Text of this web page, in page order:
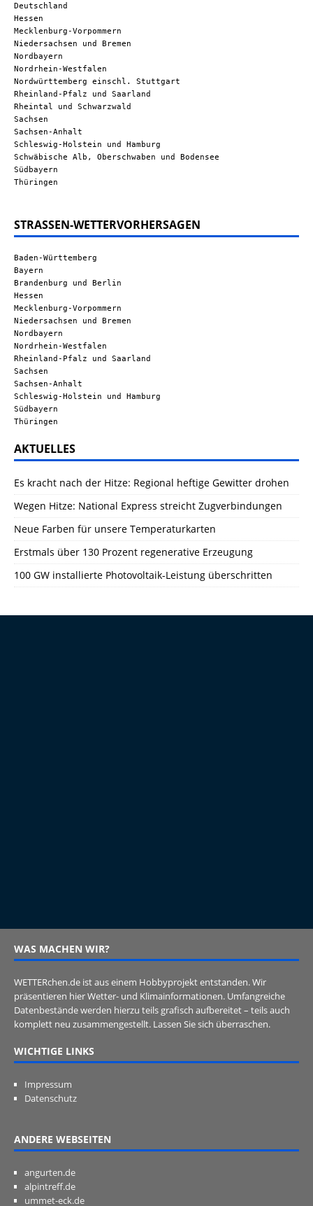
Deutschland
Hessen
Mecklenburg-Vorpommern
Niedersachsen und Bremen
Nordbayern
Nordrhein-Westfalen
Nordwürttemberg einschl. Stuttgart
Rheinland-Pfalz und Saarland
Rheintal und Schwarzwald
Sachsen
Sachsen-Anhalt
Schleswig-Holstein und Hamburg
Schwäbische Alb, Oberschwaben und Bodensee
Südbayern
Thüringen
STRASSEN-WETTERVORHERSAGEN
Baden-Württemberg
Bayern
Brandenburg und Berlin
Hessen
Mecklenburg-Vorpommern
Niedersachsen und Bremen
Nordbayern
Nordrhein-Westfalen
Rheinland-Pfalz und Saarland
Sachsen
Sachsen-Anhalt
Schleswig-Holstein und Hamburg
Südbayern
Thüringen
AKTUELLES
Es kracht nach der Hitze: Regional heftige Gewitter drohen
Wegen Hitze: National Express streicht Zugverbindungen
Neue Farben für unsere Temperaturkarten
Erstmals über 130 Prozent regenerative Erzeugung
100 GW installierte Photovoltaik-Leistung überschritten
WAS MACHEN WIR?
WETTERchen.de ist aus einem Hobbyprojekt entstanden. Wir
präsentieren hier Wetter- und Klimainformationen. Umfangreiche
Datenbestände werden hierzu teils grafisch aufbereitet – teils auch
komplett neu zusammengestellt. Lassen Sie sich überraschen.
WICHTIGE LINKS
Impressum
Datenschutz
ANDERE WEBSEITEN
angurten.de
alpintreff.de
ummet-eck.de